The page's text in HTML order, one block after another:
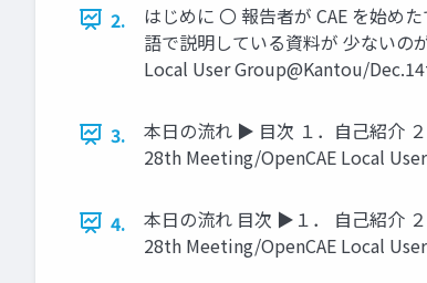
2.
はじめに 〇 報告者が CAE を始め
語で説明している資料が 少ないの
Local User Group@Kantou/
3.
本日の流れ ▶ 目次 １．自己紹介
28th Meeting/OpenCAE Local
4.
本日の流れ 目次 ▶１． 自己紹介
28th Meeting/OpenCAE Local